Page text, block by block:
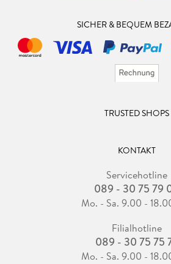
SICHER & BEQUEM
TRUSTED SHOPS
KONTAKT
Servicehotline
089 - 30 75 79
Mo. - Sa. 9.00 -
Filialhotline
089 - 30 75 75
Mo. - Sa. 9.00 -